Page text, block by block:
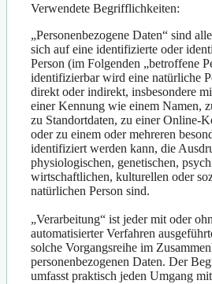
Verwendete Begrifflichkeiten:
„Personenbezogene Daten“ sind
sich auf eine identifizierte oder
Person (im Folgenden „betroffene
identifizierbar wird eine natürliche
direkt oder indirekt, insbesondere
einer Kennung wie einem Namen,
zu Standortdaten, zu einer Online-
oder zu einem oder mehreren
identifiziert werden kann, die
physiologischen, genetischen,
wirtschaftlichen, kulturellen oder
natürlichen Person sind.
„Verarbeitung“ ist jeder mit oder
automatisierter Verfahren
solche Vorgangsreihe im
personenbezogenen Daten. Der
umfasst praktisch jeden Umgang